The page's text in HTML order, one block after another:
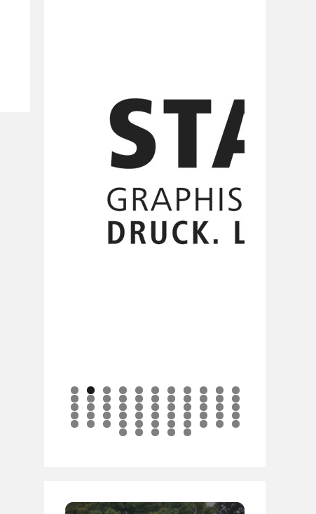
0 1
2 3 4 5 6 7 8 9 0 1 2
3 4 5 6 7 8 9 0 1 2 3
4 5 6 7 8 9 0 1 2 3 4
5 6 7 8 9 0 1 2 3 4 5
6 7 8 9 0